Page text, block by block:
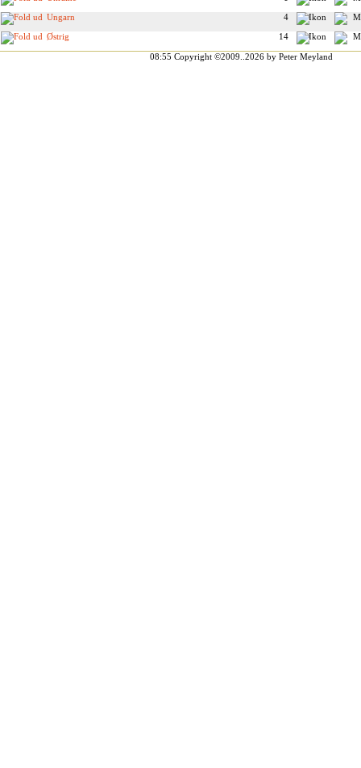
Ungarn
4
Østrig
14
08:55Copyright ©2009..2026 by Peter Meyland